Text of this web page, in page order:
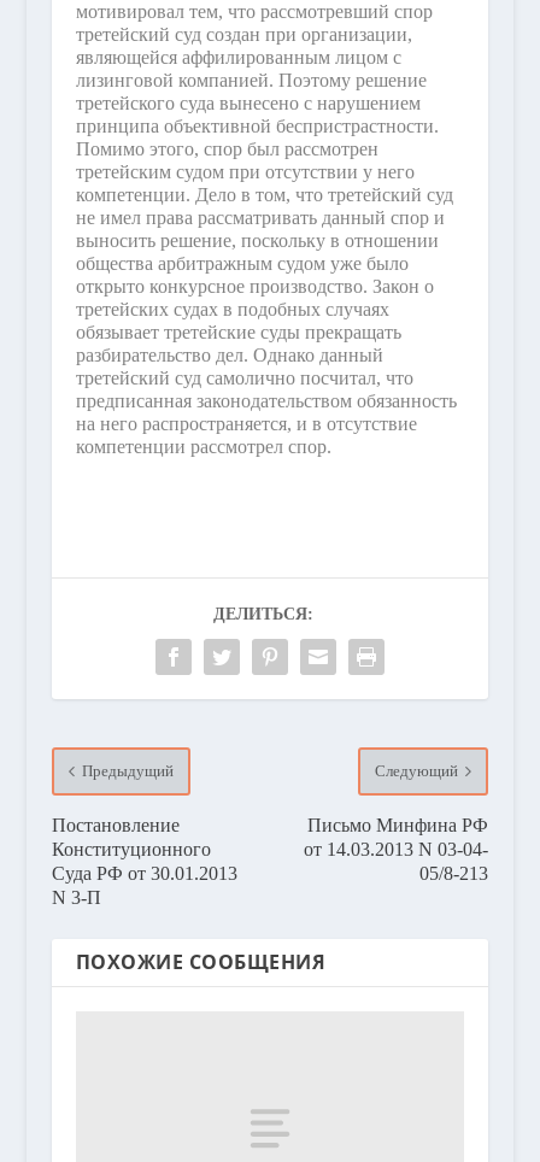
мотивировал тем, что рассмотревший спор
третейский суд создан при организации,
являющейся аффилированным лицом с
лизинговой компанией. Поэтому решение
третейского суда вынесено с нарушением
принципа объективной беспристрастности.
Помимо этого, спор был рассмотрен
третейским судом при отсутствии у него
компетенции. Дело в том, что третейский суд
не имел права рассматривать данный спор и
выносить решение, поскольку в отношении
общества арбитражным судом уже было
открыто конкурсное производство. Закон о
третейских судах в подобных случаях
обязывает третейские суды прекращать
разбирательство дел. Однако данный
третейский суд самолично посчитал, что
предписанная законодательством обязанность
на него распространяется, и в отсутствие
компетенции рассмотрел спор.
ДЕЛИТЬСЯ:
Предыдущий
Постановление
Конституционного
Суда РФ от 30.01.2013
N 3-П
Следующий
Письмо Минфина РФ
от 14.03.2013 N 03-04-
05/8-213
ПОХОЖИЕ СООБЩЕНИЯ